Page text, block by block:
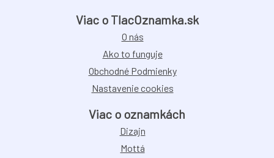
Viac o TlacOznamka.sk
O nás
Ako to funguje
Obchodné Podmienky
Nastavenie cookies
Viac o oznamkách
Dizajn
Mottá